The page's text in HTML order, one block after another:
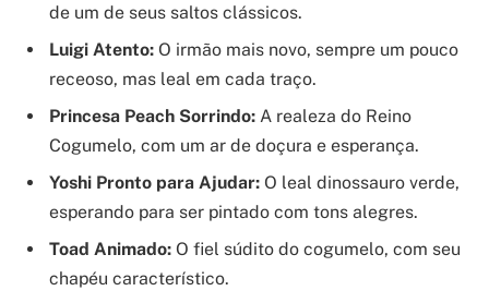
de um de seus saltos clássicos.
Luigi Atento: O irmão mais novo, sempre um pouco
receoso, mas leal em cada traço.
Princesa Peach Sorrindo: A realeza do Reino
Cogumelo, com um ar de doçura e esperança.
Yoshi Pronto para Ajudar: O leal dinossauro verde,
esperando para ser pintado com tons alegres.
Toad Animado: O fiel súdito do cogumelo, com seu
chapéu característico.